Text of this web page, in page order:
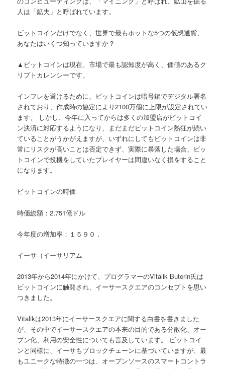
人は「鉱夫」と呼ばれています。
ビットコインだけでなく、世界で最もホットな5つの仮想通貨、
あなたはいくつ知っていますか？
▲ビットコインは現在、市場で最も認知度が高く、価値のあるク
リプトカレンシーです。
インフレを避けるために、ビットコインは暗号鍵でデジタル署名
されており、作成時の協定により2100万個に上限が設定されてい
ます。 しかし、今年に入ってからは多くの加盟店がビットコイ
ン決済に対応するようになり、まだまだビットコイン熱狂が続い
ていることがうかがえますが、いずれにしてもビットコインは非
常にリスクが高いことは否定できず、実際に暴落した場合、ビッ
トコインで投機をしていたプレイヤーは間違いなく損をすること
になります。
ビットコインの時価
時価総額：2,751億ドル
今年度の増加率：１５９０．
イーサ（イーサリアム
2013年から2014年にかけて、プログラマーのVitalik Buterin氏は
ビットコインに触発され、イーサースクエアのコンセプトを思い
つきました。
Vitalikは2013年にイーサースクエアに関する白書を書きました
が、その中でイーサースクエアの本来の目的である分散化、オー
プン化、利用の安全性についても言及しています。 ビットコイ
ンと同様に、イーサもブロックチェーンに基づいていますが、最
もユニークな特徴の一つは、オープンソースのスマートコントラ